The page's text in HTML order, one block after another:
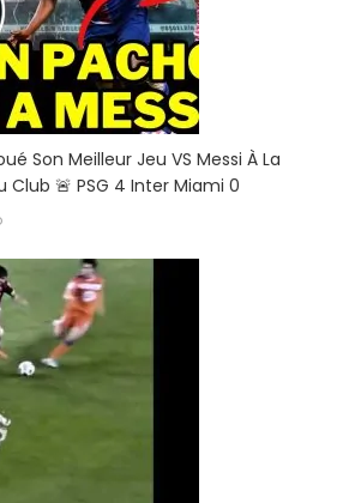
Son Meilleur Jeu VS Messi À La
Club 🚨 PSG 4 Inter Miami 0